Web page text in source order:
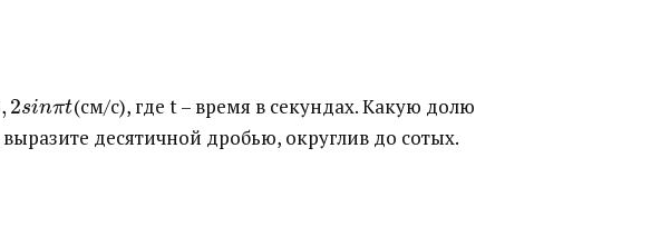
, 2sinπt​(см/с), где t – время в секундах. Какую долю
десятичной дробью, округлив до сотых.